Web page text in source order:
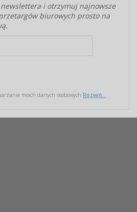
i otrzymuj najnowsze
biurowych prosto na
moich danych osobowych Rozwiń...